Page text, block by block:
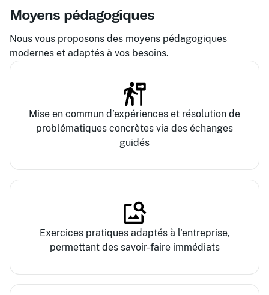
Moyens pédagogiques
Nous vous proposons des moyens pédagogiques
modernes et adaptés à vos besoins.
Mise en commun d’expériences et résolution de
problématiques concrètes via des échanges
guidés
Exercices pratiques adaptés à l'entreprise,
permettant des savoir-faire immédiats